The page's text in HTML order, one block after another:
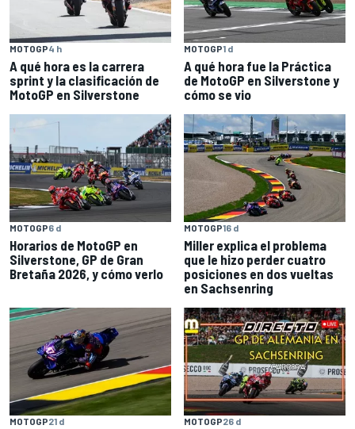
MOTOGP4 h
A qué hora es la carrera
sprint y la clasificación de
MotoGP en Silverstone
MOTOGP1 d
A qué hora fue la Práctica
de MotoGP en Silverstone y
cómo se vio
MOTOGP6 d
Horarios de MotoGP en
Silverstone, GP de Gran
Bretaña 2026, y cómo verlo
MOTOGP16 d
Miller explica el problema
que le hizo perder cuatro
posiciones en dos vueltas
en Sachsenring
MOTOGP21 d MOTOGP26 d